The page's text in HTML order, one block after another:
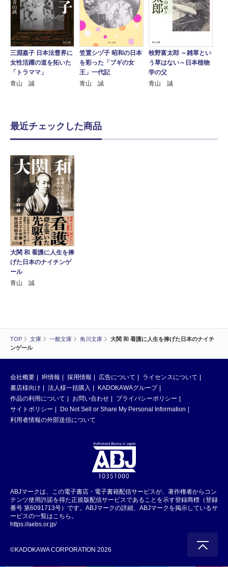
TOP 文庫 一般文庫 角川文庫
大関 和 看護に人生を捧げた日本のナイチ
ンゲール
三淵嘉子 日本法曹界に
女性活躍の道を拓いた
「トラママ」
青山 誠
笠置シヅ子 昭和の日本
を彩った「ブギの女
王」一代記
青山 誠
牧野富太郎 ～雑草とい
う草はない～日本植物
学の父
青山 誠
最近チェックした商品
大関 和 看護に人生を捧
げた日本のナイチンゲ
ール
青山 誠
会社概要 IR情報 採用情報 広告について
ライセンスについて
書店様向け
法人様一括購入
KADOKAWAグループ
作品の利用について
お問い合わせ
プライバシーポリシー
サイトポリシー
Do Not Sell or Share My Personal Information
利用者情報の外部送信について
ABJマークは、この電子書店・電子書籍配信サービスが、著作権者からコン
テンツ使用許諾を得た正規版配信サービスであることを示す登録商標（登録
番号 第6091713号）です。ABJマークの詳細、ABJマークを掲示しているサ
ービスの一覧はこちら。
https://aebs.or.jp/
©KADOKAWA CORPORATION 2026